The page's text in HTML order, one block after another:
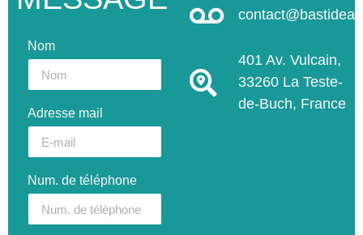
Nom
Adresse mail
Num. de téléphone
401 Av. Vulcain,
33260 La Teste-
de-Buch, France